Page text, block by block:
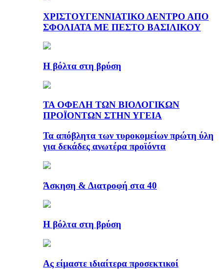
ΧΡΙΣΤΟΥΓΕΝΝΙΑΤΙΚΟ ΔΕΝΤΡΟ ΑΠΟ
ΣΦΟΛΙΑΤΑ ΜΕ ΠΕΣΤΟ ΒΑΣΙΛΙΚΟΥ
Η βόλτα στη βρύση
ΤΑ ΟΦΕΛΗ ΤΩΝ ΒΙΟΛΟΓΙΚΩΝ
ΠΡΟΪΟΝΤΩΝ ΣΤΗΝ ΥΓΕΙΑ
Τα απόβλητα των τυροκομείων πρώτη ύλη
για δεκάδες ανωτέρα προϊόντα
Άσκηση & Διατροφή στα 40
Η βόλτα στη βρύση
Ας είμαστε ιδιαίτερα προσεκτικοί